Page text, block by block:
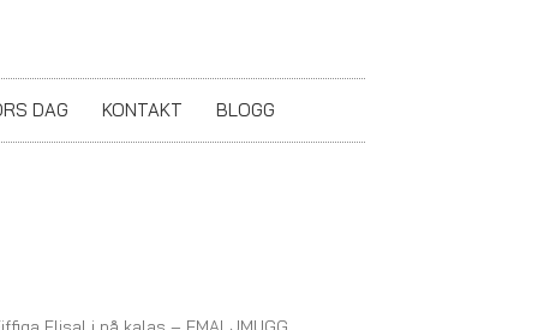
DAG KONTAKT BLOGG